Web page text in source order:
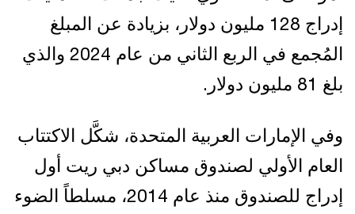
إدراج 128 مليون دولار، بزيادة عن المبلغ
المُجمع في الربع الثاني من عام 2024 والذي
بلغ 81 مليون دولار.
وفي الإمارات العربية المتحدة، شكَّل الاكتتاب
العام الأولي لصندوق مساكن دبي ريت أول
إدراج للصندوق منذ عام 2014، مسلطاً الضوء